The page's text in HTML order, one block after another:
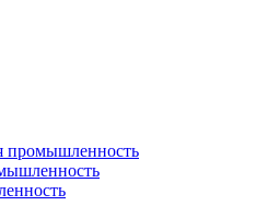
промышленность